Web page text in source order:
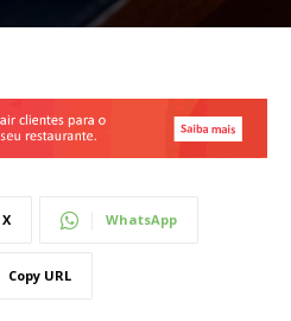
X WhatsApp
Copy URL